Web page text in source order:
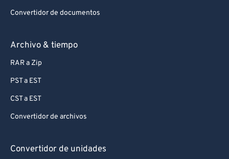
Convertidor de documentos
Archivo & tiempo
RAR a Zip
PST a EST
CST a EST
Convertidor de archivos
Convertidor de unidades